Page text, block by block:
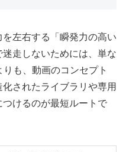
左右する「瞬発力の高い
走しないためには、単な
も、動画のコンセプト
されたライブラリや専用
けるのが最短ルートで